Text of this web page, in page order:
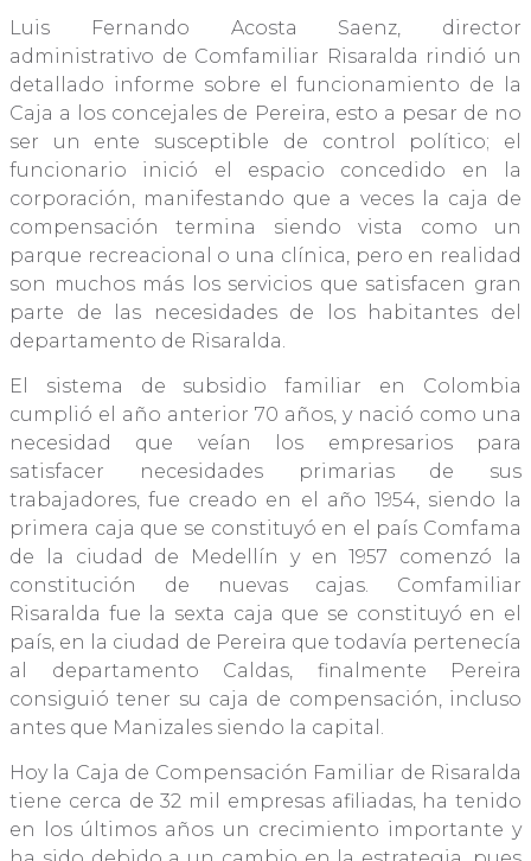
Luis Fernando Acosta Saenz, director
administrativo de Comfamiliar Risaralda rindió un
detallado informe sobre el funcionamiento de la
Caja a los concejales de Pereira, esto a pesar de no
ser un ente susceptible de control político; el
funcionario inició el espacio concedido en la
corporación, manifestando que a veces la caja de
compensación termina siendo vista como un
parque recreacional o una clínica, pero en realidad
son muchos más los servicios que satisfacen gran
parte de las necesidades de los habitantes del
departamento de Risaralda.
El sistema de subsidio familiar en Colombia
cumplió el año anterior 70 años, y nació como una
necesidad que veían los empresarios para
satisfacer necesidades primarias de sus
trabajadores, fue creado en el año 1954, siendo la
primera caja que se constituyó en el país Comfama
de la ciudad de Medellín y en 1957 comenzó la
constitución de nuevas cajas. Comfamiliar
Risaralda fue la sexta caja que se constituyó en el
país, en la ciudad de Pereira que todavía pertenecía
al departamento Caldas, finalmente Pereira
consiguió tener su caja de compensación, incluso
antes que Manizales siendo la capital.
Hoy la Caja de Compensación Familiar de Risaralda
tiene cerca de 32 mil empresas afiliadas, ha tenido
en los últimos años un crecimiento importante y